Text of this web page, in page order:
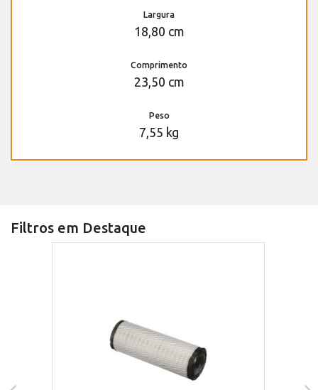
Largura
18,80 cm
Comprimento
23,50 cm
Peso
7,55 kg
Filtros em Destaque